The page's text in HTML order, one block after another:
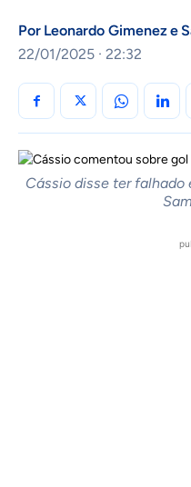
Por Leonardo Gimeneze
22/01/2025 · 22:32
Cássio disse ter falhado